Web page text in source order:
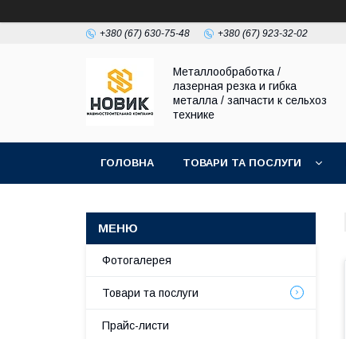
+380 (67) 630-75-48 +380 (67) 923-32-02
Металлообработка /
лазерная резка и гибка
металла / запчасти к сельхоз
технике
ГОЛОВНА ТОВАРИ ТА ПОСЛУГИ
Фотогалерея
Товари та послуги
Прайс-листи